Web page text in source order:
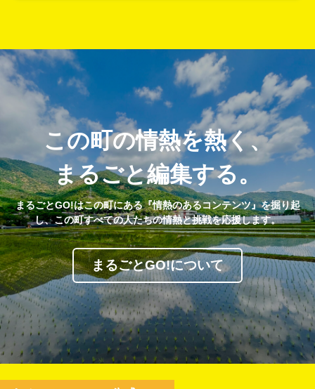
この町の情熱を熱く、
まるごと編集する。
まるごとGO!はこの町にある『情熱のあるコンテンツ』を掘り起
し、この町すべての人たちの情熱と挑戦を応援します。
まるごとGO!について